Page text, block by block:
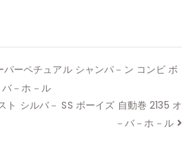
ーペチュアル シャンパ－ン コンビ ボ
－ホ－ル
ト シルバ－ SS ボーイズ 自動巻 2135 オ
－バ－ホ－ル